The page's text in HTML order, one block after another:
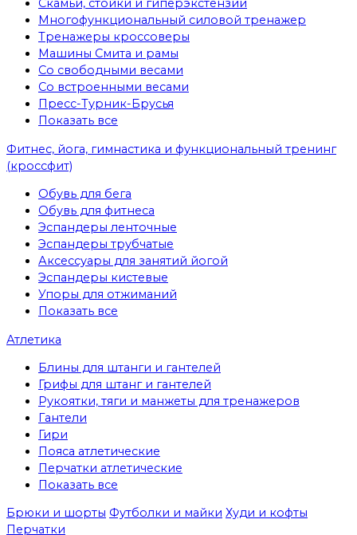
Скамьи, стойки и гиперэкстензии
Многофункциональный силовой тренажер
Тренажеры кроссоверы
Машины Смита и рамы
Со свободными весами
Со встроенными весами
Пресс-Турник-Брусья
Показать все
Фитнес, йога, гимнастика и функциональный тренинг
(кроссфит)
Обувь для бега
Обувь для фитнеса
Эспандеры ленточные
Эспандеры трубчатые
Аксессуары для занятий йогой
Эспандеры кистевые
Упоры для отжиманий
Показать все
Атлетика
Блины для штанги и гантелей
Грифы для штанг и гантелей
Рукоятки, тяги и манжеты для тренажеров
Гантели
Гири
Пояса атлетические
Перчатки атлетические
Показать все
Брюки и шорты Футболки и майки Худи и кофты
Перчатки